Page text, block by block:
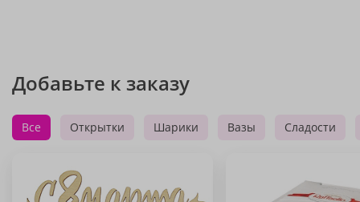
Добавьте к заказу
Все Открытки Шарики Вазы Сладости